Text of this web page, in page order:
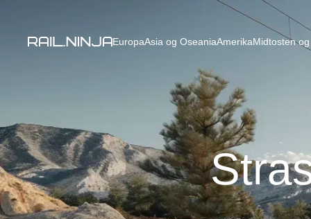
EuropaAsia og OseaniaAmerikaMidtosten